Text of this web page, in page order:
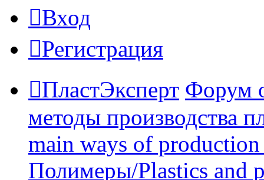
Вход
Регистрация
ПластЭксперт Форум
методы производства
main ways of
Полимеры/Plastics and